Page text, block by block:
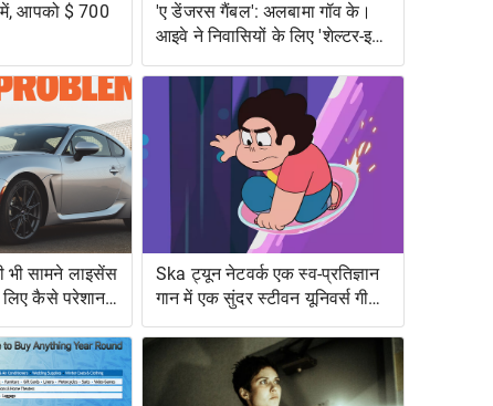
आपको $ 700
'ए डेंजरस गैंबल': अलबामा गॉव के।
आइवे ने निवासियों के लिए 'शेल्टर-इन-
प्लेस' के लिए मना कर दिया, विशेष
रूप से जोखिम में काले अलबामा को
छोड़कर
भी सामने लाइसेंस
कैसे परेशान
Ska ट्यून नेटवर्क एक स्व-प्रतिज्ञान
गान में एक सुंदर स्टीवन यूनिवर्स गीत
को बदल देता है